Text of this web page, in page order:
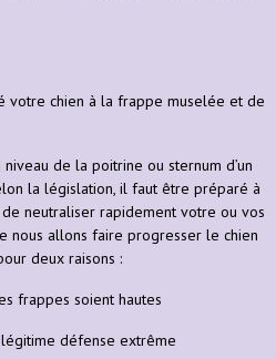
votre chien à la frappe muselée et de
de la poitrine ou sternum d’un
la législation, il faut être préparé à
neutraliser rapidement votre ou vos
nous allons faire progresser le chien
deux raisons :
soient hautes
défense extrême